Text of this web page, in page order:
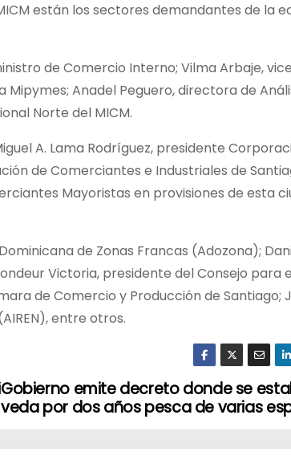
están los sectores demandantes de la
de Comercio Interno; Vilma Arbaje,
Anadel Peguero, directora de
Norte del MICM.
A. Lama Rodríguez, presidente
de Comerciantes e Industriales de
Mayoristas en provisiones de esta
de Zonas Francas (Adozona);
Victoria, presidente del Consejo para
de Comercio y Producción de Santiago;
entre otros.
Gobierno emite decreto donde se
veda por dos años pesca de varias